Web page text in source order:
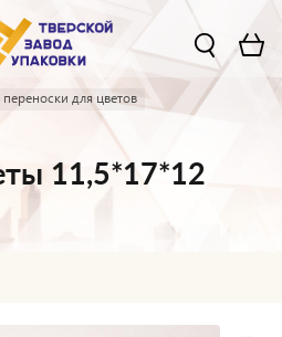
для цветов
11,5*17*12